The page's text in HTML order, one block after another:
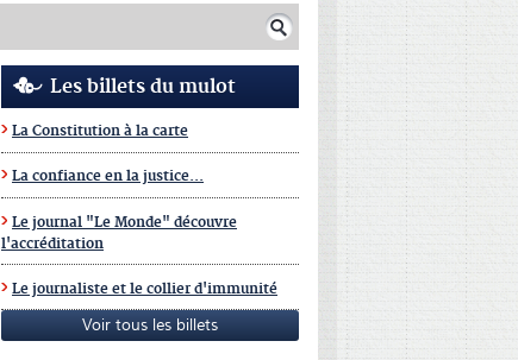
Les billets du mulot
La Constitution à la carte
La confiance en la justice...
Le journal "Le Monde" découvre
l'accréditation
Le journaliste et le collier d'immunité
Voir tous les billets